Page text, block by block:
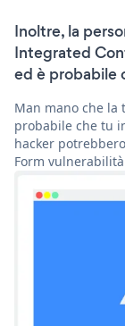
Inoltre, la
Integrated
ed è probabile
Man mano che la
probabile che tu
hacker
Form